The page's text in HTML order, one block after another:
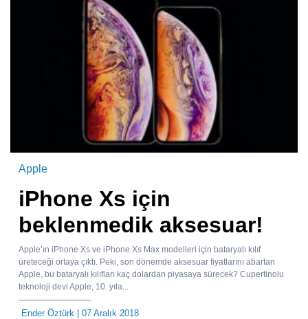
Apple
iPhone Xs için
beklenmedik aksesuar!
Apple’ın iPhone Xs ve iPhone Xs Max modelleri için bataryalı kılıf
üreteceği ortaya çıktı. Peki, son dönemde aksesuar fiyatlarını abartan
Apple, bu bataryalı kılıfları kaç dolardan piyasaya sürecek? Cupertinolu
teknoloji devi Apple, 10. yıla...
Ender Öztürk | 07 Aralık 2018